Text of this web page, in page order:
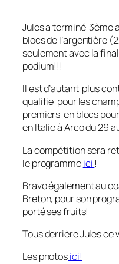
Jules a terminé 3ème
blocs de l’argentière
seulement avec la
podium!!!
Il est d’autant plus
qualifie pour les
premiers en blocs
en Italie à Arco du 29
La compétition sera
le programmeici !
Bravo également au
Breton, pour son
porté ses fruits!
Tous derrière Jules ce
Les photosici!